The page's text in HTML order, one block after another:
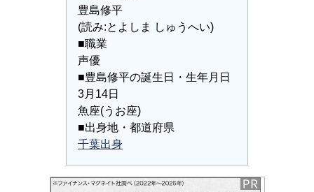
豊島修平
(読み:とよしま しゅうへい)
■職業
声優
■豊島修平の誕生日・生年月日
3月14日
魚座(うお座)
■出身地・都道府県
千葉出身